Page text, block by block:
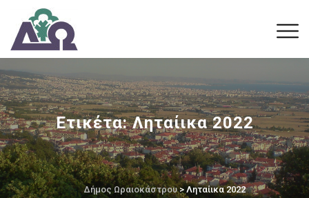
Ετικέτα:Ληταίικα 2022
Δήμος Ωραιοκάστρου> Ληταίικα 2022